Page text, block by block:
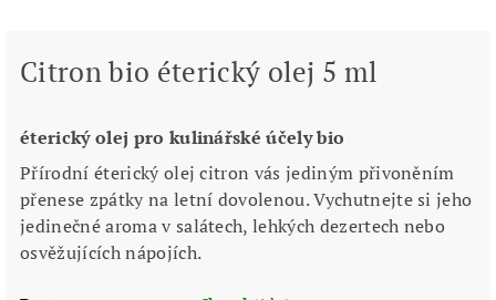
Citron bio éterický olej 5 ml
éterický olej pro kulinářské účely bio
Přírodní éterický olej citron vás jediným přivoněním
přenese zpátky na letní dovolenou. Vychutnejte si jeho
jedinečné aroma v salátech, lehkých dezertech nebo
osvěžujících nápojích.